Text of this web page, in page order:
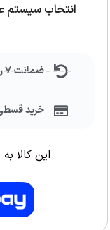
انتخاب سیستم
ضمانت ۷ روزه بازگشت کالا
خرید قسطی ۱۸ ماهه بدون
این کالا